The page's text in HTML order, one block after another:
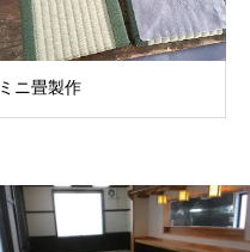
ミニ畳製作